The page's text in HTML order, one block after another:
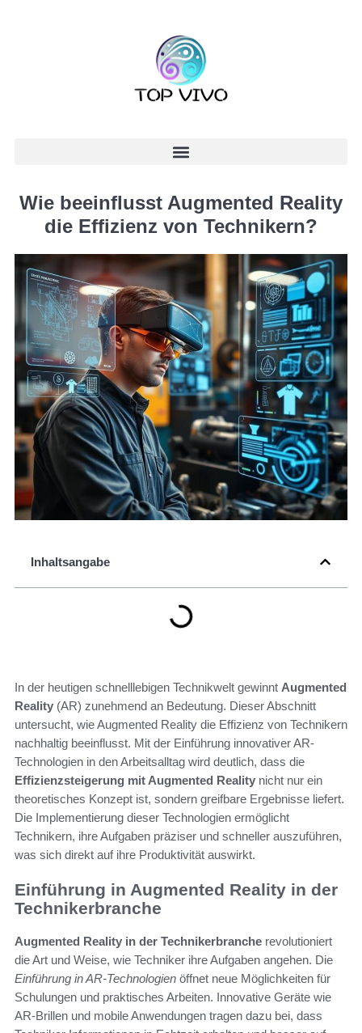
Wie beeinflusst Augmented Reality
die Effizienz von Technikern?
Inhaltsangabe
In der heutigen schnelllebigen Technikwelt gewinnt Augmented
Reality (AR) zunehmend an Bedeutung. Dieser Abschnitt
untersucht, wie Augmented Reality die Effizienz von Technikern
nachhaltig beeinflusst. Mit der Einführung innovativer AR-
Technologien in den Arbeitsalltag wird deutlich, dass die
Effizienzsteigerung mit Augmented Reality nicht nur ein
theoretisches Konzept ist, sondern greifbare Ergebnisse liefert.
Die Implementierung dieser Technologien ermöglicht
Technikern, ihre Aufgaben präziser und schneller auszuführen,
was sich direkt auf ihre Produktivität auswirkt.
Einführung in Augmented Reality in der
Technikerbranche
Augmented Reality in der Technikerbranche revolutioniert
die Art und Weise, wie Techniker ihre Aufgaben angehen. Die
Einführung in AR-Technologien öffnet neue Möglichkeiten für
Schulungen und praktisches Arbeiten. Innovative Geräte wie
AR-Brillen und mobile Anwendungen tragen dazu bei, dass